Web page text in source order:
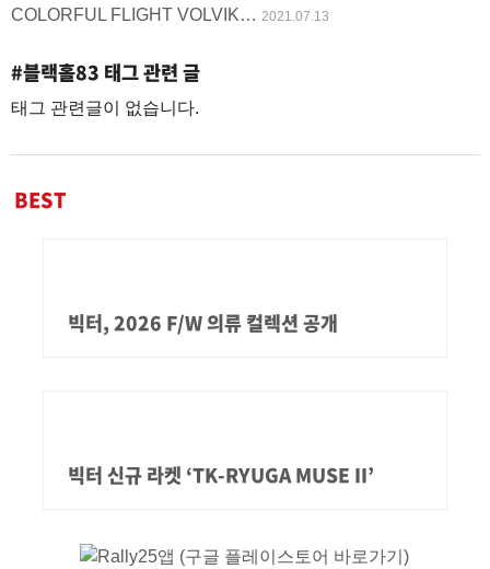
COLORFUL FLIGHT VOLVIK… 2021.07.13
#블랙홀83 태그 관련 글
태그 관련글이 없습니다.
BEST
빅터, 2026 F/W 의류 컬렉션 공개
빅터 신규 라켓 ‘TK-RYUGA MUSE II’